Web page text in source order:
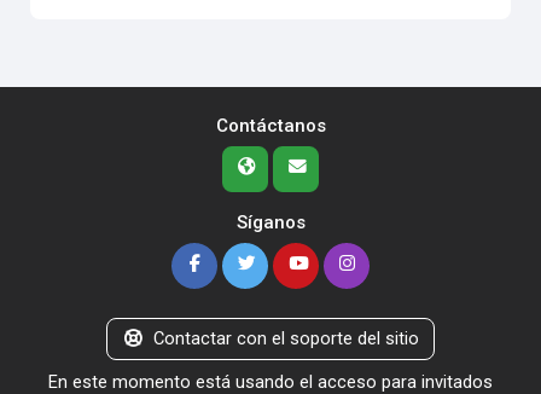
Contáctanos
Síganos
Contactar con el soporte del sitio
En este momento está usando el acceso para invitados